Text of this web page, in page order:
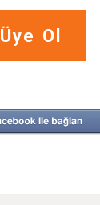
Üye Ol